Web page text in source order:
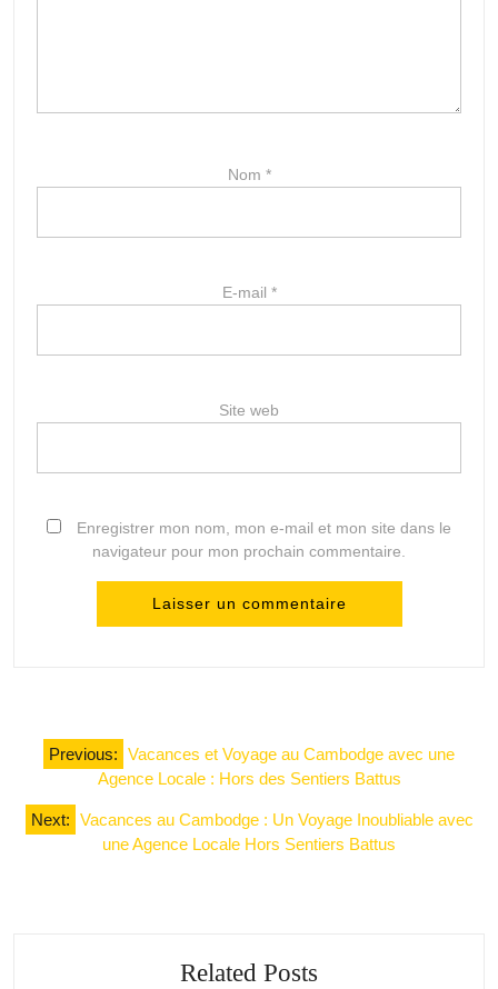
Nom *
E-mail *
Site web
Enregistrer mon nom, mon e-mail et mon site dans le
navigateur pour mon prochain commentaire.
Navigation
l’article
Previous: Vacances et Voyage au Cambodge avec une
Agence Locale : Hors des Sentiers Battus
Next: Vacances au Cambodge : Un Voyage Inoubliable avec
une Agence Locale Hors Sentiers Battus
Related Posts